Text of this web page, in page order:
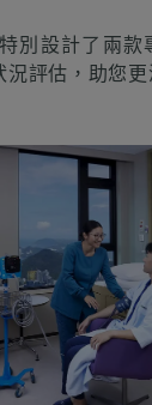
別設計了兩款
評估，助您